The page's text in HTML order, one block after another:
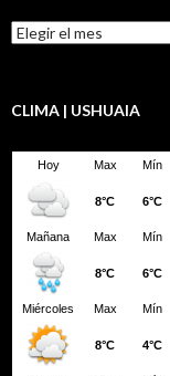
Resumen
LBD
CLIMA | USHUAIA